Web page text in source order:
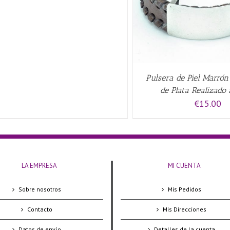
Pulsera de Piel
de Plata Realizado
€15.00
LA EMPRESA
Sobre nosotros
Contacto
MI CUENTA
Mis Pedidos
Mis Direcciones